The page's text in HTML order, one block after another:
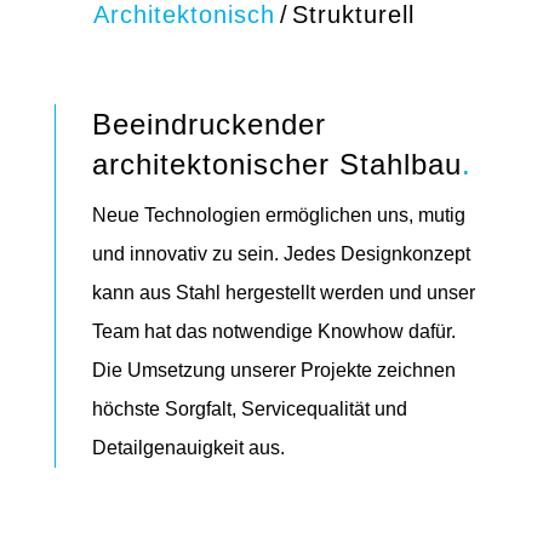
Architektonisch / Strukturell
Beeindruckender
architektonischer Stahlbau.
Neue Technologien ermöglichen uns, mutig
und innovativ zu sein. Jedes Designkonzept
kann aus Stahl hergestellt werden und unser
Team hat das notwendige Knowhow dafür.
Die Umsetzung unserer Projekte zeichnen
höchste Sorgfalt, Servicequalität und
Detailgenauigkeit aus.